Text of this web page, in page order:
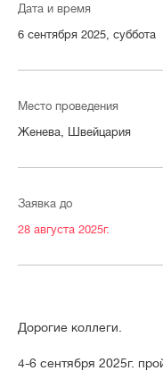
Дата и время
6 сентября 2025, суббота
Место проведения
Женева, Швейцария
Заявка до
28 августа 2025г.
Дорогие коллеги.
4-6 сентября 2025г.